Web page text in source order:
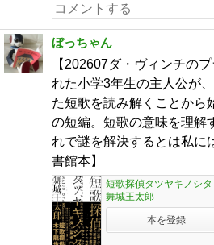
ぼっちゃん
【202607ダ・ヴィンチの
れた小学3年生の主人公が
た短歌を読み解くことから
の短編。短歌の意味を理解
れで謎を解決するとは私に
書館本】
短歌探偵タツヤキノシタ
舞城王太郎
本を登録